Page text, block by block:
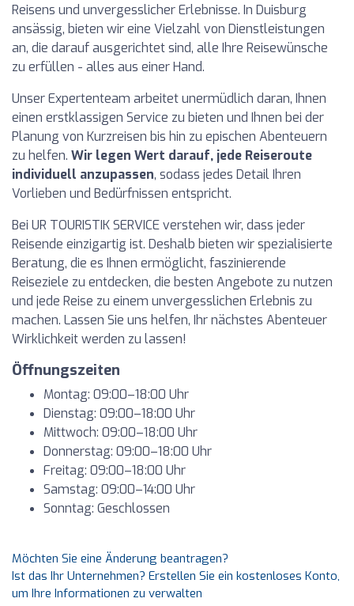
Reisens und unvergesslicher Erlebnisse. In Duisburg
ansässig, bieten wir eine Vielzahl von Dienstleistungen
an, die darauf ausgerichtet sind, alle Ihre Reisewünsche
zu erfüllen - alles aus einer Hand.
Unser Expertenteam arbeitet unermüdlich daran, Ihnen
einen erstklassigen Service zu bieten und Ihnen bei der
Planung von Kurzreisen bis hin zu epischen Abenteuern
zu helfen. Wir legen Wert darauf, jede Reiseroute
individuell anzupassen, sodass jedes Detail Ihren
Vorlieben und Bedürfnissen entspricht.
Bei UR TOURISTIK SERVICE verstehen wir, dass jeder
Reisende einzigartig ist. Deshalb bieten wir spezialisierte
Beratung, die es Ihnen ermöglicht, faszinierende
Reiseziele zu entdecken, die besten Angebote zu nutzen
und jede Reise zu einem unvergesslichen Erlebnis zu
machen. Lassen Sie uns helfen, Ihr nächstes Abenteuer
Wirklichkeit werden zu lassen!
Öffnungszeiten
Montag: 09:00–18:00 Uhr
Dienstag: 09:00–18:00 Uhr
Mittwoch: 09:00–18:00 Uhr
Donnerstag: 09:00–18:00 Uhr
Freitag: 09:00–18:00 Uhr
Samstag: 09:00–14:00 Uhr
Sonntag: Geschlossen
Möchten Sie eine Änderung beantragen?
Ist das Ihr Unternehmen? Erstellen Sie ein kostenloses Konto,
um Ihre Informationen zu verwalten